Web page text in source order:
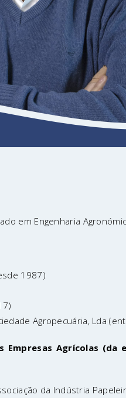
em Engenharia
1987)
Agropecuária, Lda
Agrícolas
da Indústria